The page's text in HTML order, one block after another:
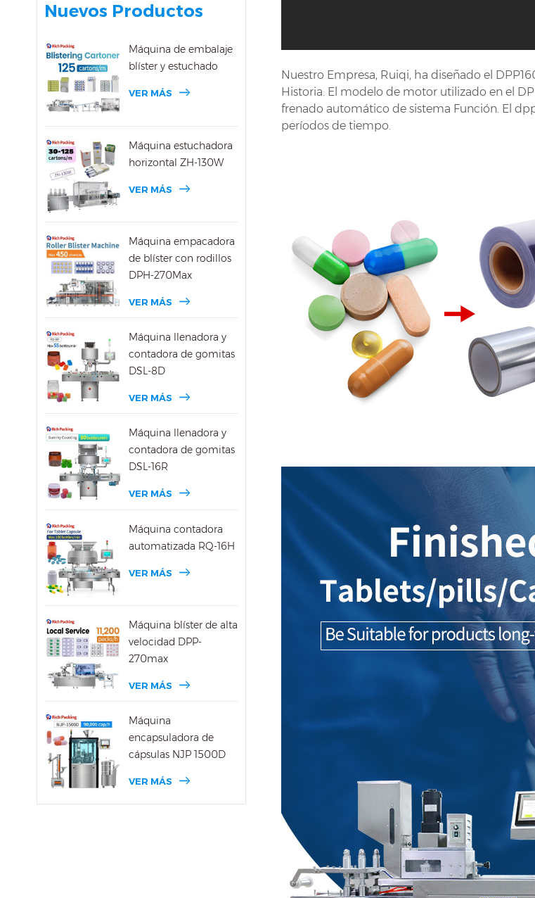
Nuevos Productos
Máquina de embalaje
blíster y estuchado
VER MÁS
Máquina estuchadora
horizontal ZH-130W
VER MÁS
Máquina empacadora
de blíster con rodillos
DPH-270Max
VER MÁS
Máquina llenadora y
contadora de gomitas
DSL-8D
VER MÁS
Máquina llenadora y
contadora de gomitas
DSL-16R
VER MÁS
Máquina contadora
automatizada RQ-16H
VER MÁS
Máquina blíster de alta
velocidad DPP-
270max
VER MÁS
Máquina
encapsuladora de
cápsulas NJP 1500D
VER MÁS
Nuestro Empresa, Ruiqi, ha diseñado el
Historia. El modelo de motor utilizado en el
frenado automático de sistema Función. El
períodos de tiempo.